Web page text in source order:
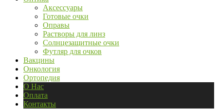
Аксессуары
Готовые очки
Оправы
Растворы для линз
Солнцезащитные очки
Футляр для очков
Вакцины
Онкология
Ортопедия
О Нас
Оплата
Контакты